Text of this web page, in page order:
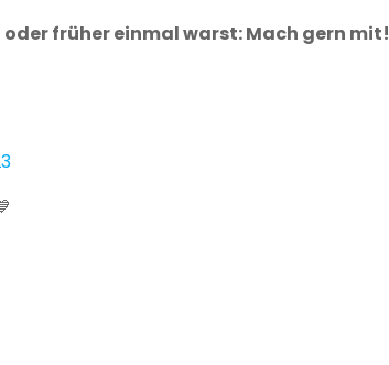
früher einmal warst: Mach gern mit!